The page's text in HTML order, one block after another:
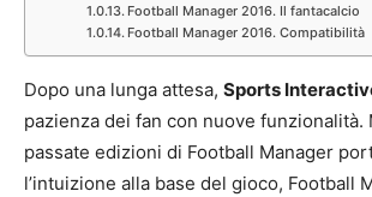
Football Manager 2016. Il fantacalcio
Football Manager 2016. Compatibilità
Dopo una lunga attesa, Sports
pazienza dei fan con nuove funzionalità.
passate edizioni di Football Manager
l’intuizione alla base del gioco, Football